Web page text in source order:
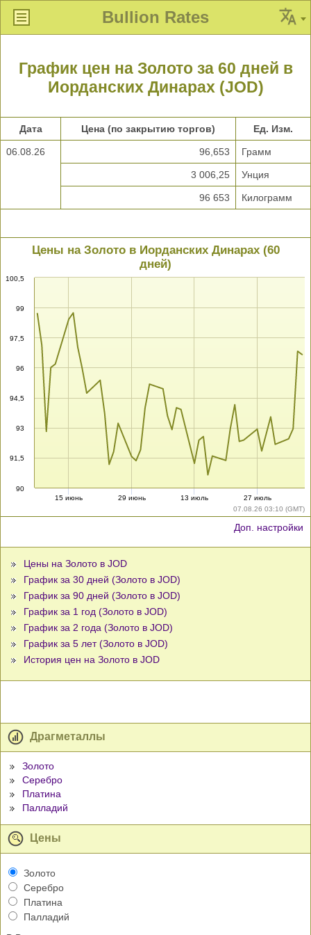
Bullion Rates
График цен на Золото за 60 дней в
Иорданских Динарах (JOD)
Дата Цена (по закрытию торгов) Ед. Изм.
06.08.26 96,653 Грамм
3 006,25 Унция
96 653 Килограмм
07.08.26 03:10 (GMT)
Цены на Золото в Иорданских Динарах (60
дней)
90
91,5
93
94,5
96
97,5
99
100,5
15 июнь 29 июнь 13 июль 27 июль
Доп. настройки
Цены на Золото в JOD
График за 30 дней (Золото в JOD)
График за 90 дней (Золото в JOD)
График за 1 год (Золото в JOD)
График за 2 года (Золото в JOD)
График за 5 лет (Золото в JOD)
История цен на Золото в JOD
Драгметаллы
Золото
Серебро
Платина
Палладий
Цены
Золото
Серебро
Платина
Палладий